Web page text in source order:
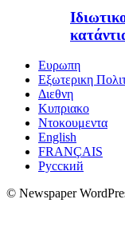
Ευρωπη
Εξωτερικη
Διεθνη
Κυπριακο
Ντοκουμεντα
English
FRANÇAIS
Русский
© Newspaper